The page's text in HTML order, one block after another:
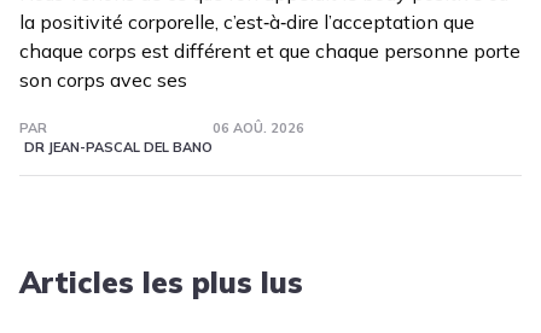
la positivité corporelle, c’est‑à‑dire l’acceptation que
chaque corps est différent et que chaque personne porte
son corps avec ses
PAR
DR JEAN-PASCAL DEL BANO
06 AOÛ. 2026
Articles les plus lus